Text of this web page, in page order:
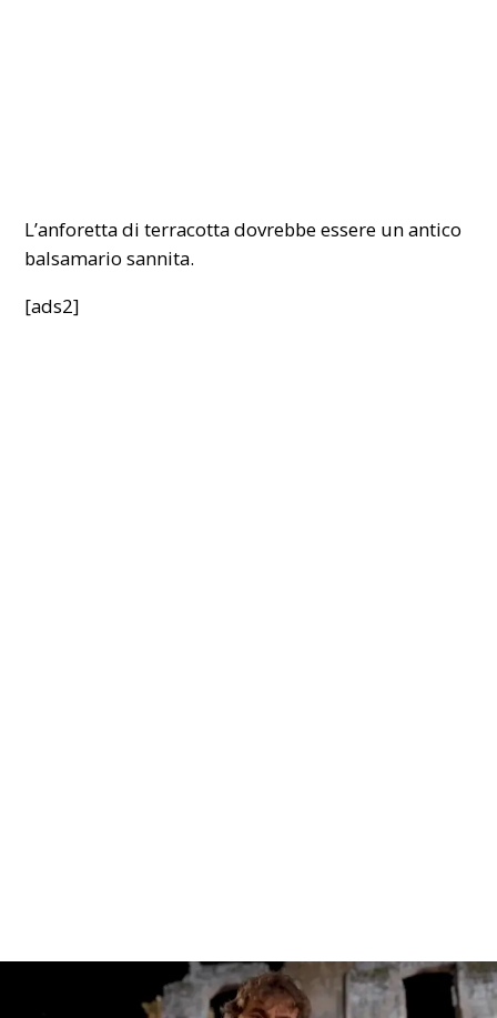
L’anforetta di terracotta dovrebbe essere un antico
balsamario sannita.
[ads2]